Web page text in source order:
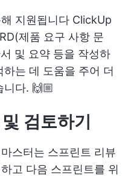
지원됩니다 ClickUp
제품 요구 사항 문
및 요약 등을 작성하
는 데 도움을 주어 더
니다. 🙌🏼
검토하기
스터는 스프린트 리뷰
고 다음 스프린트를 위